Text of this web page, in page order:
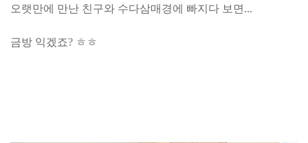
오랫만에 만난 친구와 수다삼매경에 빠지다 보면...
금방 익겠죠? ㅎㅎ